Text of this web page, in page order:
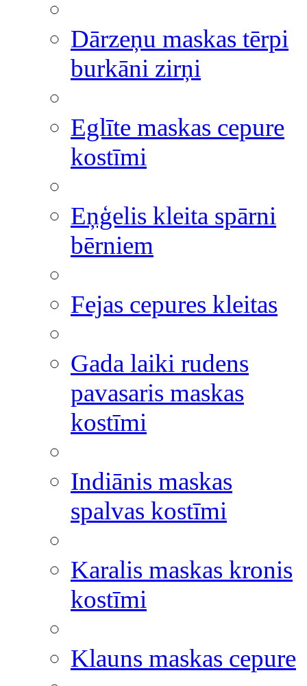
Dārzeņu maskas tērpi
burkāni zirņi
Eglīte maskas cepure
kostīmi
Eņģelis kleita spārni
bērniem
Fejas cepures kleitas
Gada laiki rudens
pavasaris maskas
kostīmi
Indiānis maskas
spalvas kostīmi
Karalis maskas kronis
kostīmi
Klauns maskas cepure